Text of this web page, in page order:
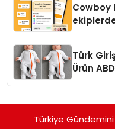
Cowboy
Türk
Ürün
Türkiye